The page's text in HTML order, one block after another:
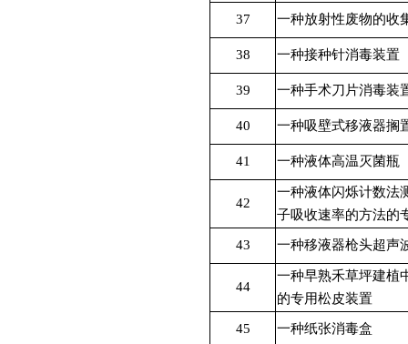
37 一种放射性废物的收
38 一种接种针消毒装置
39 一种手术刀片消毒装
40 一种吸壁式移液器搁
41 一种液体高温灭菌瓶
42
一种液体闪烁计数法
子吸收速率的方法的
43 一种移液器枪头超声
44
一种早熟禾草坪建植
的专用松皮装置
45 一种纸张消毒盒